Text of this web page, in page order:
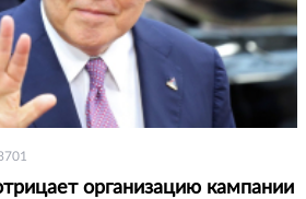
организацию кампании